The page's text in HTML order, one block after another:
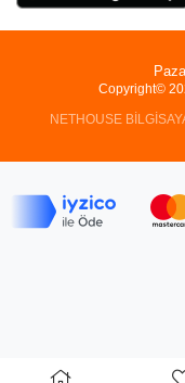
Copyright©
NETHOUSE